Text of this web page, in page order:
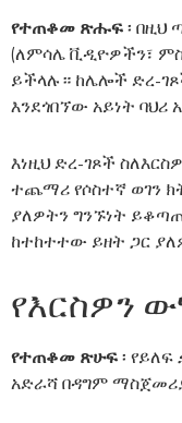
የተጠቆመ ጽሑፍ፡
(ለምሳሌ ቪዲዮዎችን፣
ይችላሉ። ከሌሎች ድረ-
እንደጎበኘው አይነት ባህሪ
እነዚህ ድረ-ገጾች
ተጨማሪ የሶስተኛ ወገን
ያለዎትን ግንኙነት
ከተከተተው ይዘት ጋር
የእርስዎን
የተጠቆመ ጽሁፍ፡
አድራሻ በዳግም